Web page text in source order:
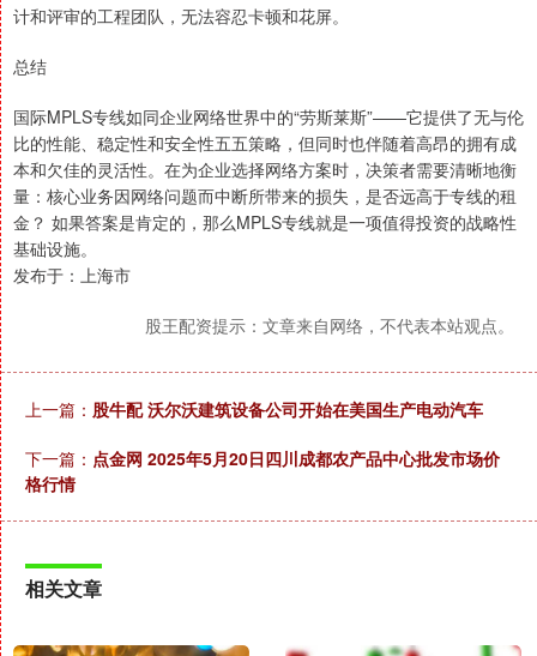
计和评审的工程团队，无法容忍卡顿和花屏。
总结
国际MPLS专线如同企业网络世界中的“劳斯莱斯”——它提供了无与伦
比的性能、稳定性和安全性五五策略，但同时也伴随着高昂的拥有成
本和欠佳的灵活性。在为企业选择网络方案时，决策者需要清晰地衡
量：核心业务因网络问题而中断所带来的损失，是否远高于专线的租
金？ 如果答案是肯定的，那么MPLS专线就是一项值得投资的战略性
基础设施。
发布于：上海市
股王配资提示：文章来自网络，不代表本站观点。
上一篇： 股牛配 沃尔沃建筑设备公司开始在美国生产电动汽车
下一篇： 点金网 2025年5月20日四川成都农产品中心批发市场价
格行情
相关文章